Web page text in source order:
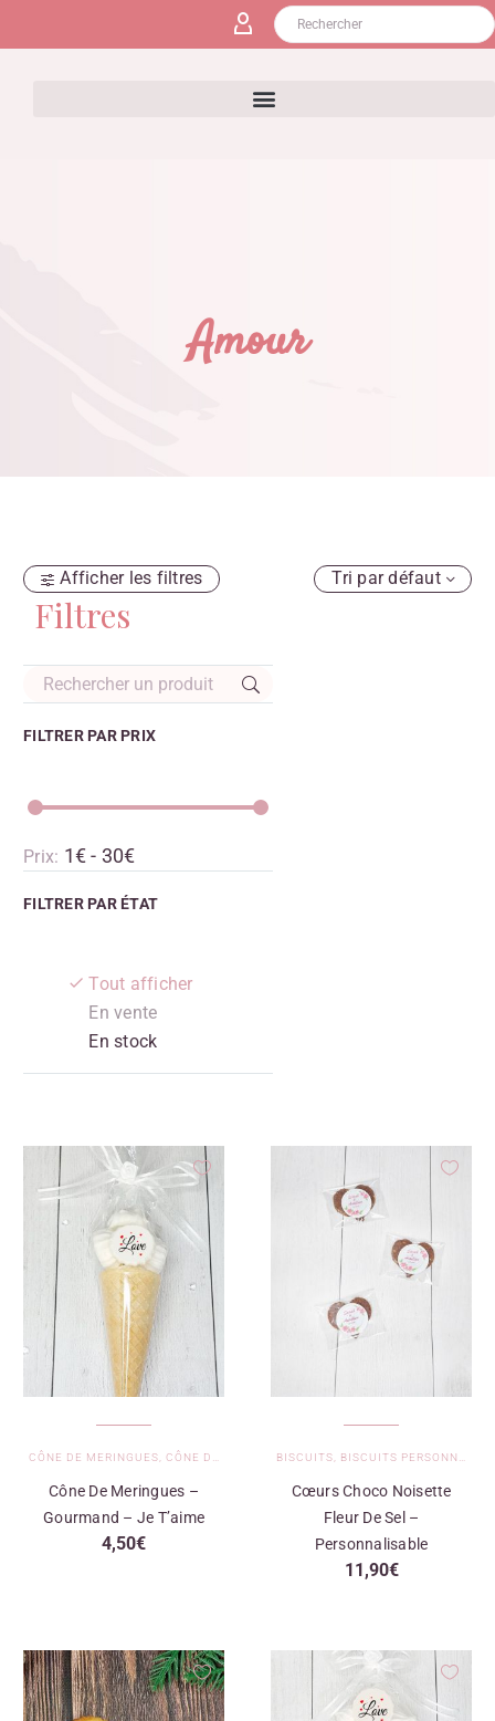
Amour
Afficher les filtres
Filtres
FILTRER PAR PRIX
Prix: 1€ - 30€
FILTRER PAR ÉTAT
Tout afficher
En vente
En stock
Tri par défaut
CÔNE DE MERINGUES CÔNE DE MERINGUES - JE T'AIME
Cône De Meringues –
Gourmand – Je T’aime
4,50€
BISCUITS BISCUITS PERSONNALISÉS
Cœurs Choco Noisette
Fleur De Sel –
Personnalisable
11,90€